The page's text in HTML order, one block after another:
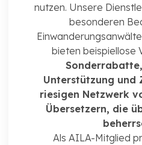
nutzen. Unsere
besonderen
bieten beispiellose
Unterstützung und
riesigen Netzwerk
Übersetzern, die
Als AILA-Mitglied